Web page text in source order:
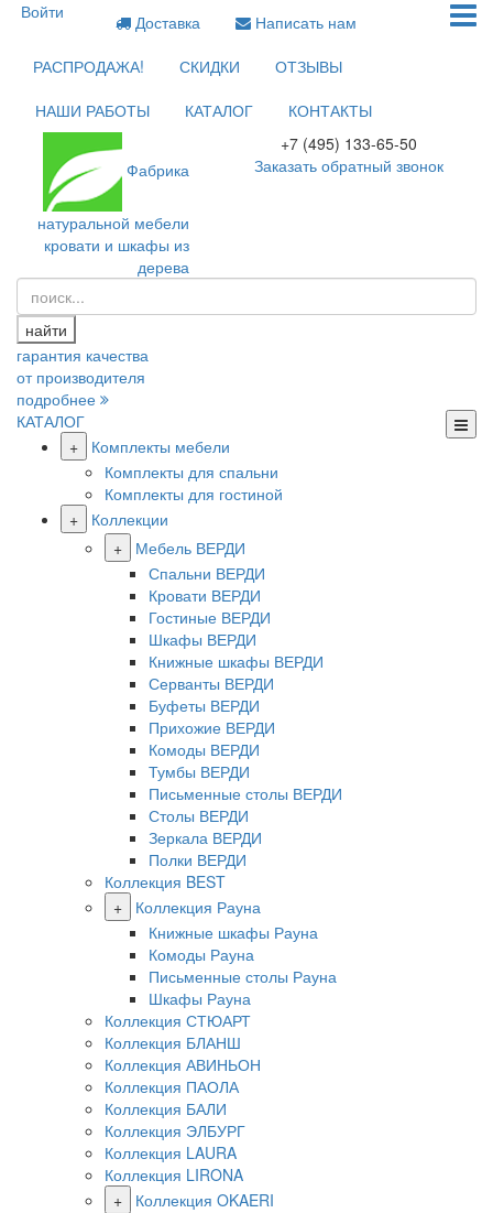
Войти Доставка
Написать нам
РАСПРОДАЖА!
СКИДКИ
ОТЗЫВЫ
НАШИ РАБОТЫ
КАТАЛОГ КОНТАКТЫ
Фабрика
натуральной мебели
кровати и шкафы из
дерева
+7 (495) 133-65-50
Заказать обратный звонок
найти
гарантия качества
от производителя
подробнее
КАТАЛОГ
+
Комплекты мебели
Комплекты для спальни
Комплекты для гостиной
+
Коллекции
+
Мебель ВЕРДИ
Спальни ВЕРДИ
Кровати ВЕРДИ
Гостиные ВЕРДИ
Шкафы ВЕРДИ
Книжные шкафы ВЕРДИ
Серванты ВЕРДИ
Буфеты ВЕРДИ
Прихожие ВЕРДИ
Комоды ВЕРДИ
Тумбы ВЕРДИ
Письменные столы ВЕРДИ
Столы ВЕРДИ
Зеркала ВЕРДИ
Полки ВЕРДИ
Коллекция BEST
+
Коллекция Рауна
Книжные шкафы Рауна
Комоды Рауна
Письменные столы Рауна
Шкафы Рауна
Коллекция СТЮАРТ
Коллекция БЛАНШ
Коллекция АВИНЬОН
Коллекция ПАОЛА
Коллекция БАЛИ
Коллекция ЭЛБУРГ
Коллекция LAURA
Коллекция LIRONA
+
Коллекция OKAERI